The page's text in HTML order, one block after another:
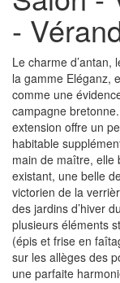
-
Le charme d’antan,
la gamme Eléganz,
comme une
campagne
extension offre un
habitable
main de maître, elle
existant, une belle
victorien de la
des jardins d’hiver
plusieurs éléments
(épis et frise en
sur les allèges des
une parfaite